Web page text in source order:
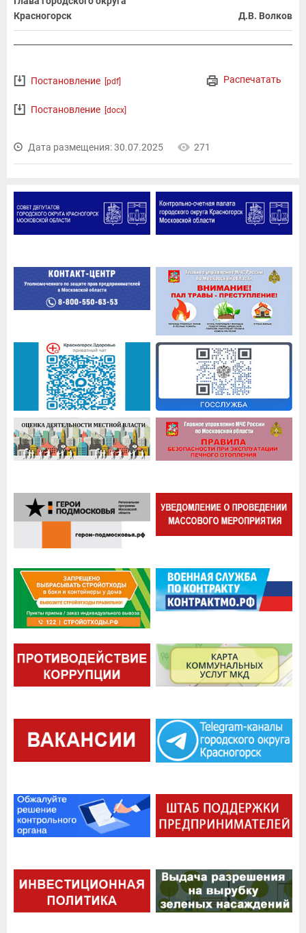
Красногорск
Д.В. Волков
Распечатать
Постановление [pdf]
Постановление [docx]
Дата размещения: 30.07.2025 271